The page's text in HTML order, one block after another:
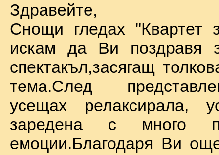
Здравейте,
Снощи гледах "Квартет
искам да Ви поздравя
спектакъл,засягащ
тема.След
усещах релаксирала,
заредена с много
емоции.Благодаря Ви